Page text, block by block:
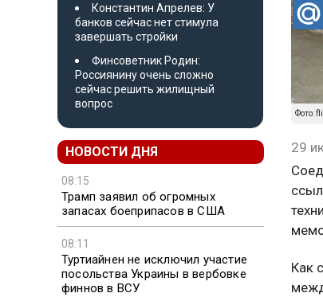
Константин Апрелев: У
банков сейчас нет стимула
завершать стройки
Финсоветник Родин:
Россиянину очень сложно
сейчас решить жилищный
вопрос
НОВОСТИ ДНЯ
08:15
Трамп заявил об огромных
запасах боеприпасов в США
08:11
Туртиайнен не исключил участие
посольства Украины в вербовке
финнов в ВСУ
Фото:
29
Как